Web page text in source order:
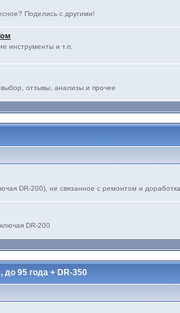
Поделись с другими!
инструменты и т.п.
выбор, отзывы, анализы и прочее
DR-200), не связанное с ремонтом и
DR-200
до 95 года + DR-350